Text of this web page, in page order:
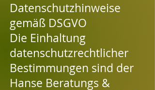
Datenschutzhinweise
gemäß DSGVO
Die Einhaltung
datenschutzrechtlicher
Bestimmungen sind der
Hanse Beratungs &